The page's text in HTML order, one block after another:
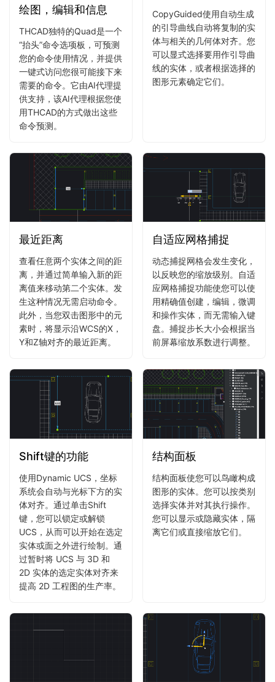
绘图，编辑和信息
THCAD独特的Quad是一个
“抬头”命令选项板，可预测
您的命令使用情况，并提供
一键式访问您很可能接下来
需要的命令。它由AI代理提
供支持，该AI代理根据您使
用THCAD的方式做出这些
命令预测。
CopyGuided使用自动生成
的引导曲线自动将复制的实
体与相关的几何体对齐。您
可以显式选择要用作引导曲
线的实体，或者根据选择的
图形元素确定它们。
最近距离
查看任意两个实体之间的距
离，并通过简单输入新的距
离值来移动第二个实体。发
生这种情况无需启动命令。
此外，当您双击图形中的元
素时，将显示沿WCS的X，
Y和Z轴对齐的最近距离。
自适应网格捕捉
动态捕捉网格会发生变化，
以反映您的缩放级别。自适
应网格捕捉功能使您可以使
用精确值创建，编辑，微调
和操作实体，而无需输入键
盘。捕捉步长大小会根据当
前屏幕缩放系数进行调整。
Shift键的功能
使用Dynamic UCS，坐标
系统会自动与光标下方的实
体对齐。通过单击Shift
键，您可以锁定或解锁
UCS，从而可以开始在选定
实体或面之外进行绘制。通
过暂时将 UCS 与 3D 和
2D 实体的选定实体对齐来
提高 2D 工程图的生产率。
结构面板
结构面板使您可以鸟瞰构成
图形的实体。您可以按类别
选择实体并对其执行操作。
您可以显示或隐藏实体，隔
离它们或直接缩放它们。